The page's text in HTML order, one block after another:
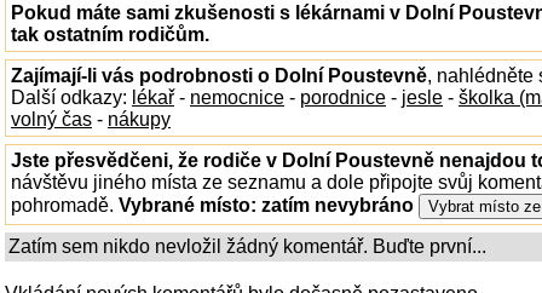
Pokud máte sami zkušenosti s lékárnami v Dolní
tak ostatním rodičům.
Zajímají-li vás podrobnosti o Dolní Poustevně, nahlédněte
Další odkazy: lékař - nemocnice - porodnice - jesle - školka
volný čas - nákupy
Jste přesvědčeni, že rodiče v Dolní Poustevně nenajdou
návštěvu jiného místa ze seznamu a dole připojte svůj
pohromadě. Vybrané místo: zatím nevybráno
Zatím sem nikdo nevložil žádný komentář. Buďte první...